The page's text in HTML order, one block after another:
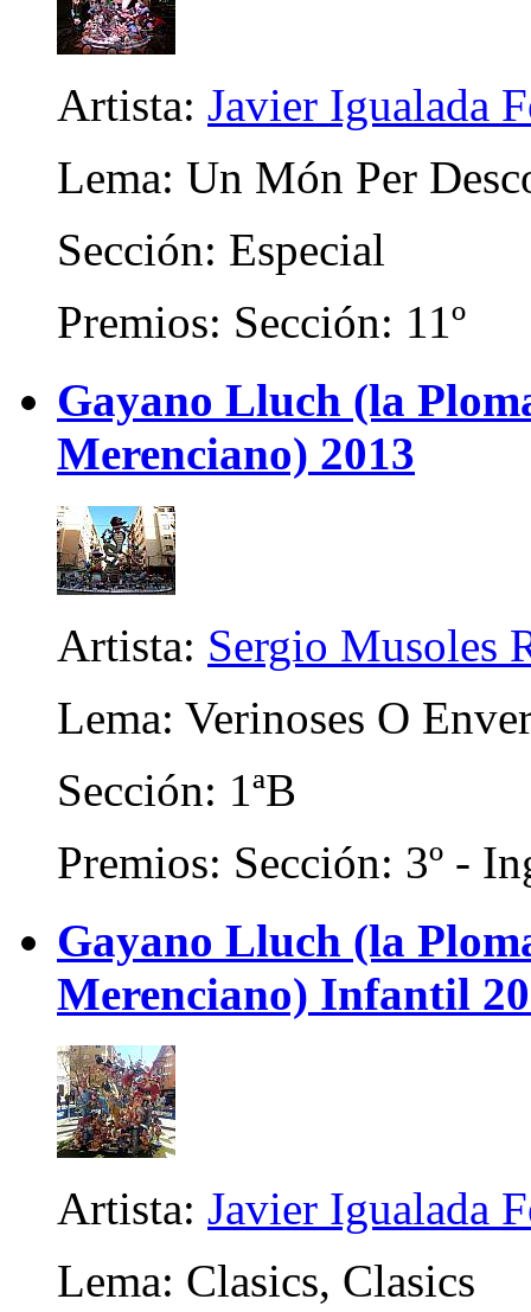
Artista: Javier Igualada
Lema: Un Món Per
Sección: Especial
Premios: Sección: 11º
Gayano Lluch (la
Merenciano) 2013
Artista: Sergio Musoles
Lema: Verinoses O
Sección: 1ªB
Premios: Sección: 3º -
Gayano Lluch (la
Merenciano) Infantil
Artista: Javier Igualada
Lema: Clasics, Clasics